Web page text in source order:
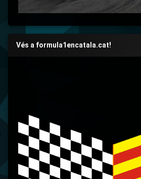
Vés a formula1encatala.cat!